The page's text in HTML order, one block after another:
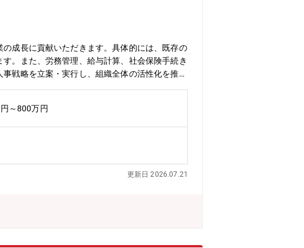
成長に貢献いただきます。具体的には、既存の
。また、労務管理、給与計算、社会保険手続き
戦略を立案・実行し、組織全体の活性化を推進
規立案・改善実行（人材開発、多様な働き方対
業務（給与計算、勤怠管理、社会保険手続き、
遵守と最新情報の把握・対応
～800万円
更新日 2026.07.21